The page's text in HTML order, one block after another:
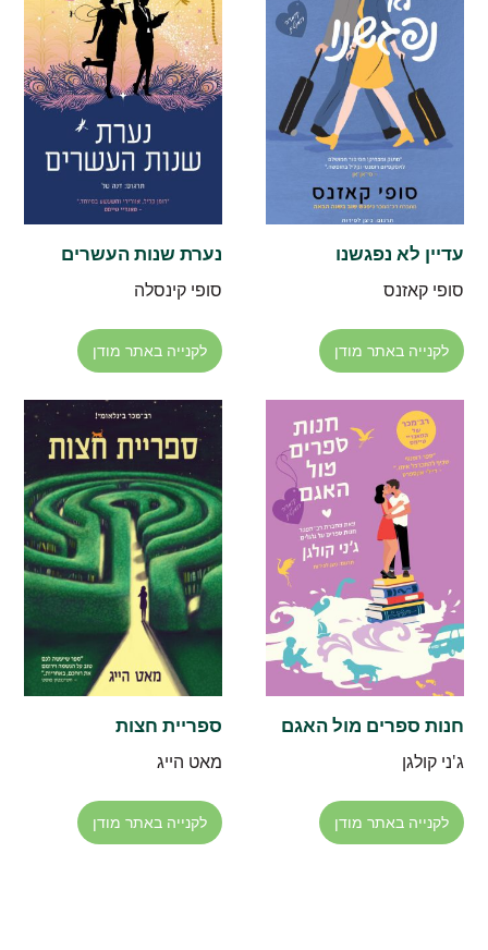
עדיין לא נפגשנו
סופי קאזנס
לקנייה באתר מודן
נערת שנות העשרים
סופי קינסלה
לקנייה באתר מודן
חנות ספרים מול האגם
ג'ני קולגן
לקנייה באתר מודן
ספריית חצות
מאט הייג
לקנייה באתר מודן